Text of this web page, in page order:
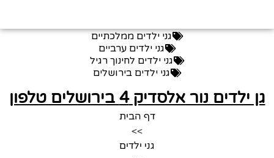
גני ילדים ממלכתיים
גני ילדים ערביים
גני ילדים לחינוך רגיל
גני ילדים בירושלים
גן ילדים נור אלסדיק 4 בירושלים טלפון
דף הבית
>>
גני ילדים